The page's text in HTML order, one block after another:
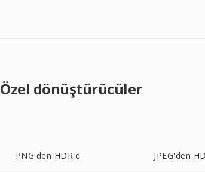
Özel dönüştürücüler
PNG'den HDR'e JPEG'den